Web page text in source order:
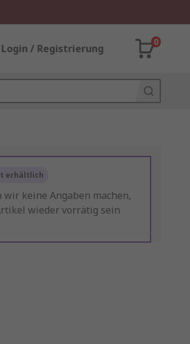
Login / Registrierung
0
erhältlich
wir keine Angaben machen,
wieder vorrätig sein